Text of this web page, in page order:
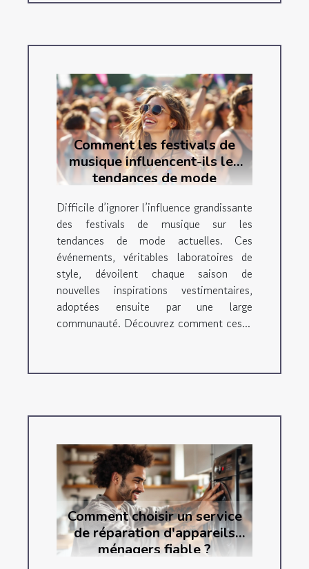
Comment les festivals de
musique influencent-ils les
tendances de mode
Difficile d’ignorer l’influence grandissante
des festivals de musique sur les
tendances de mode actuelles. Ces
événements, véritables laboratoires de
style, dévoilent chaque saison de
nouvelles inspirations vestimentaires,
adoptées ensuite par une large
communauté. Découvrez comment ces...
Comment choisir un service
de réparation d'appareils
ménagers fiable ?